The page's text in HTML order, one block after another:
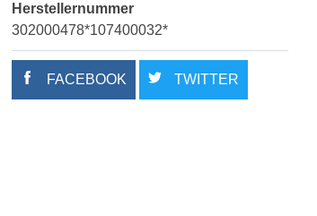
Herstellernummer
302000478*107400032*
FACEBOOK TWITTER